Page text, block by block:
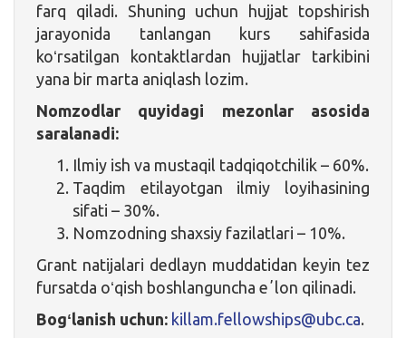
farq qiladi. Shuning uchun hujjat topshirish
jarayonida tanlangan kurs sahifasida
koʻrsatilgan kontaktlardan hujjatlar tarkibini
yana bir marta aniqlash lozim.
Nomzodlar quyidagi mezonlar asosida
saralanadi:
Ilmiy ish va mustaqil tadqiqotchilik – 60%.
Taqdim etilayotgan ilmiy loyihasining
sifati – 30%.
Nomzodning shaxsiy fazilatlari – 10%.
Grant natijalari dedlayn muddatidan keyin tez
fursatda oʻqish boshlanguncha eʼlon qilinadi.
Bogʻlanish uchun: killam.fellowships@ubc.ca.